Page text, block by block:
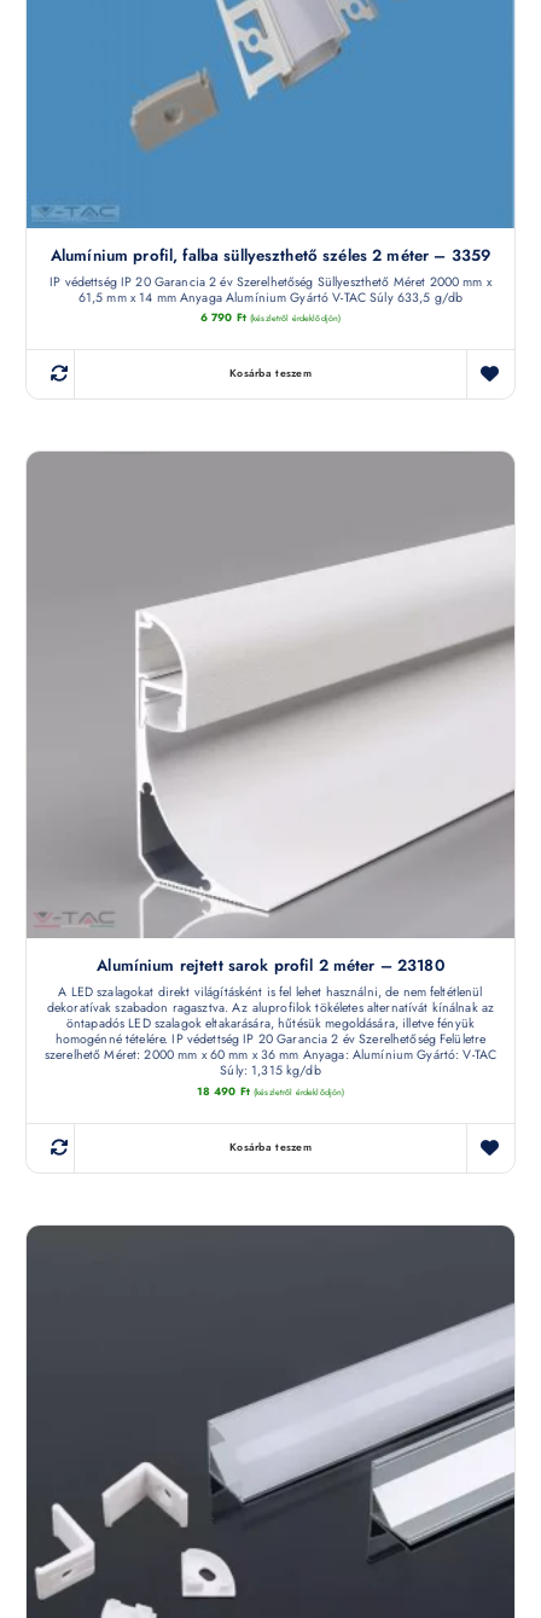
Alumínium profil, falba süllyeszthető széles 2 méter – 3359
IP védettség IP 20 Garancia 2 év Szerelhetőség Süllyeszthető Méret 2000 mm x
61,5 mm x 14 mm Anyaga Alumínium Gyártó V-TAC Súly 633,5 g/db
6 790 Ft (készletről érdeklődjön)
Kosárba teszem
Alumínium rejtett sarok profil 2 méter – 23180
A LED szalagokat direkt világításként is fel lehet használni, de nem feltétlenül
dekoratívak szabadon ragasztva. Az aluprofilok tökéletes alternatívát kínálnak az
öntapadós LED szalagok eltakarására, hűtésük megoldására, illetve fényük
homogénné tételére. IP védettség IP 20 Garancia 2 év Szerelhetőség Felületre
szerelhető Méret: 2000 mm x 60 mm x 36 mm Anyaga: Alumínium Gyártó: V-TAC
Súly: 1,315 kg/db
18 490 Ft (készletről érdeklődjön)
Kosárba teszem